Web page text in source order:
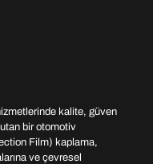
kalite, güven
bir otomotiv
Film) kaplama,
ve çevresel